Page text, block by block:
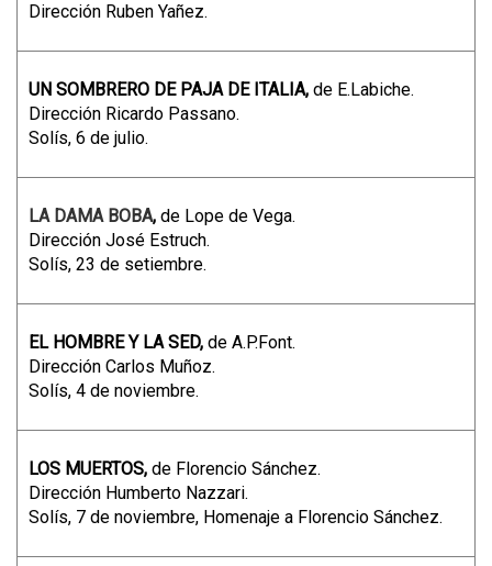
Dirección Ruben Yañez.
UN SOMBRERO DE PAJA DE ITALIA, de E.Labiche.
Dirección Ricardo Passano.
Solís, 6 de julio.
LA DAMA BOBA, de Lope de Vega.
Dirección José Estruch.
Solís, 23 de setiembre.
EL HOMBRE Y LA SED, de A.P.Font.
Dirección Carlos Muñoz.
Solís, 4 de noviembre.
LOS MUERTOS, de Florencio Sánchez.
Dirección Humberto Nazzari.
Solís, 7 de noviembre, Homenaje a Florencio Sánchez.